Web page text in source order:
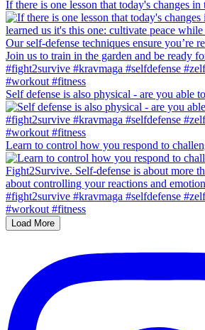
If there is one lesson that today's changes in
Self defense is also physical - are you able
Learn to control how you respond to
Load More